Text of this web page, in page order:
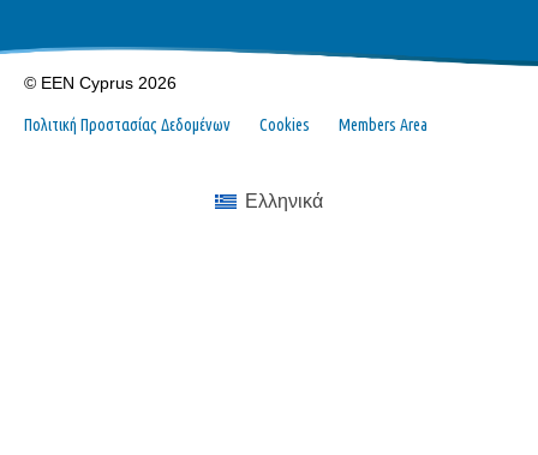
© EEN Cyprus 2026
Πολιτική Προστασίας Δεδομένων Cookies Members Area
Ελληνικά